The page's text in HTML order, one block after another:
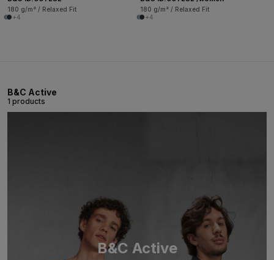
180 g/m² / Relaxed Fit
+4
180 g/m² / Relaxed Fit
+4
B&C Active
1 products
B&C Active